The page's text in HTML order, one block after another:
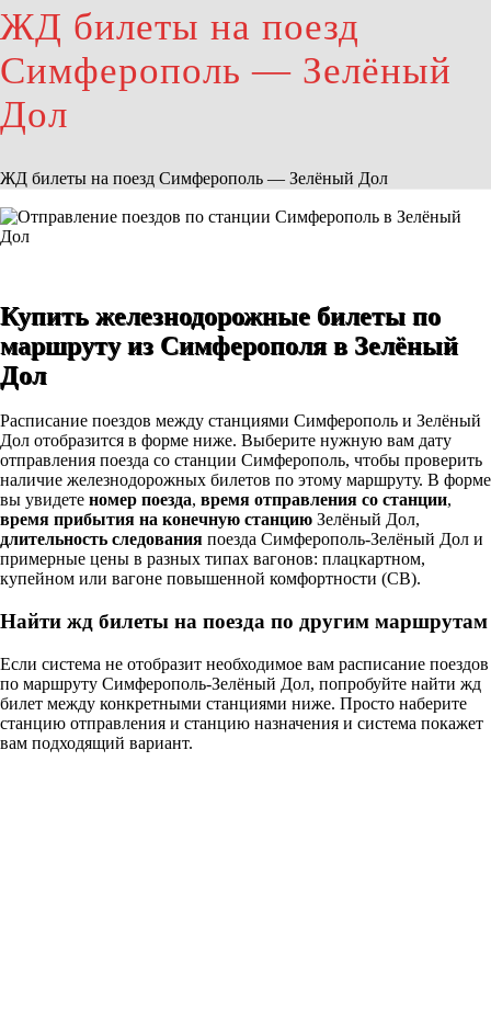
ЖД билеты на поезд
Симферополь — Зелёный
Дол
ЖД билеты на поезд Симферополь — Зелёный Дол
Купить железнодорожные билеты по
маршруту из Симферополя в Зелёный
Дол
Расписание поездов между станциями Симферополь и Зелёный
Дол отобразится в форме ниже. Выберите нужную вам дату
отправления поезда со станции Симферополь, чтобы проверить
наличие железнодорожных билетов по этому маршруту. В форме
вы увидете номер поезда, время отправления со станции,
время прибытия на конечную станцию Зелёный Дол,
длительность следования поезда Симферополь-Зелёный Дол и
примерные цены в разных типах вагонов: плацкартном,
купейном или вагоне повышенной комфортности (СВ).
Найти жд билеты на поезда по другим маршрутам
Если система не отобразит необходимое вам расписание поездов
по маршруту Симферополь-Зелёный Дол, попробуйте найти жд
билет между конкретными станциями ниже. Просто наберите
станцию отправления и станцию назначения и система покажет
вам подходящий вариант.